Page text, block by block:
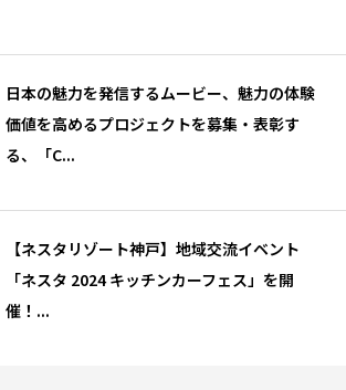
日本の魅力を発信するムービー、魅力の体験
価値を高めるプロジェクトを募集・表彰す
る、「C...
【ネスタリゾート神戸】地域交流イベント
「ネスタ 2024 キッチンカーフェス」を開
催！...